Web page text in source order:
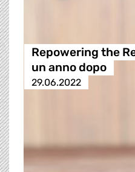
Repowering the
un anno dopo
29.06.2022